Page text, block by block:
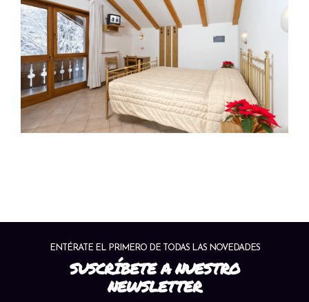
ENTÉRATE EL PRIMERO DE TODAS LAS NOVEDADES
SUSCRÍBETE A NUESTRO
NEWSLETTER